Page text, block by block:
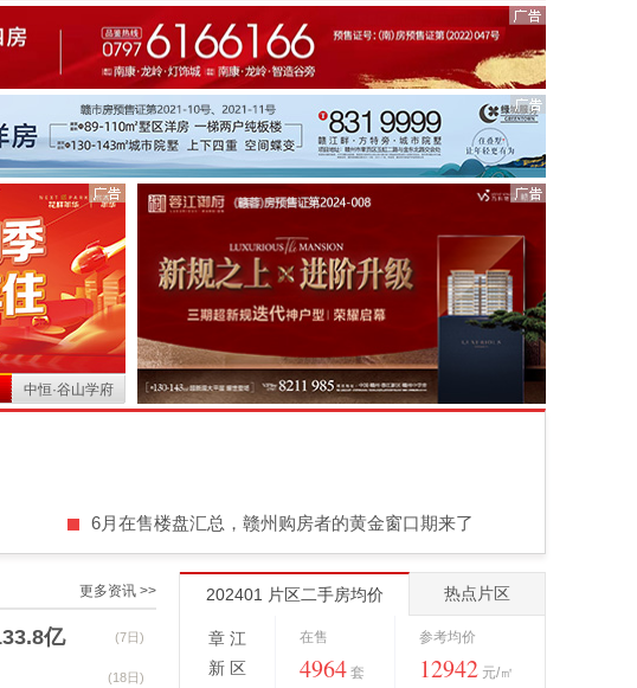
中恒·谷山学府
6月在售楼盘汇总，赣州购房者的黄金窗口期来了
更多资讯 >>
亿 (7日)
(18日)
202401 片区二手房均价 热点片区
章 江
新 区
在售
4964 套
参考均价
12942 元/㎡